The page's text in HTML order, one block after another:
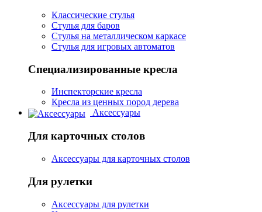
Классические стулья
Стулья для баров
Стулья на металлическом каркасе
Стулья для игровых автоматов
Специализированные кресла
Инспекторские кресла
Кресла из ценных пород дерева
Аксессуары
Для карточных столов
Аксессуары для карточных столов
Для рулетки
Аксессуары для рулетки